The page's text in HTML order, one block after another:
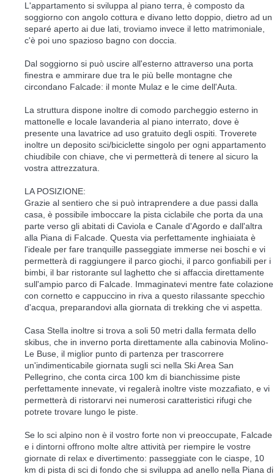
L'appartamento si sviluppa al piano terra, è composto da
soggiorno con angolo cottura e divano letto doppio, dietro ad un
separé aperto ai due lati, troviamo invece il letto matrimoniale,
c'è poi uno spazioso bagno con doccia.
Dal soggiorno si può uscire all'esterno attraverso una porta
finestra e ammirare due tra le più belle montagne che
circondano Falcade: il monte Mulaz e le cime dell'Auta.
La struttura dispone inoltre di comodo parcheggio esterno in
mattonelle e locale lavanderia al piano interrato, dove è
presente una lavatrice ad uso gratuito degli ospiti. Troverete
inoltre un deposito sci/biciclette singolo per ogni appartamento
chiudibile con chiave, che vi permetterà di tenere al sicuro la
vostra attrezzatura.
LA POSIZIONE:
Grazie al sentiero che si può intraprendere a due passi dalla
casa, è possibile imboccare la pista ciclabile che porta da una
parte verso gli abitati di Caviola e Canale d'Agordo e dall'altra
alla Piana di Falcade. Questa via perfettamente inghiaiata è
l'ideale per fare tranquille passeggiate immerse nei boschi e vi
permetterà di raggiungere il parco giochi, il parco gonfiabili per i
bimbi, il bar ristorante sul laghetto che si affaccia direttamente
sull'ampio parco di Falcade. Immaginatevi mentre fate colazione
con cornetto e cappuccino in riva a questo rilassante specchio
d'acqua, preparandovi alla giornata di trekking che vi aspetta.
Casa Stella inoltre si trova a soli 50 metri dalla fermata dello
skibus, che in inverno porta direttamente alla cabinovia Molino-
Le Buse, il miglior punto di partenza per trascorrere
un'indimenticabile giornata sugli sci nella Ski Area San
Pellegrino, che conta circa 100 km di bianchissime piste
perfettamente innevate, vi regalerà inoltre viste mozzafiato, e vi
permetterà di ristorarvi nei numerosi caratteristici rifugi che
potrete trovare lungo le piste.
Se lo sci alpino non è il vostro forte non vi preoccupate, Falcade
e i dintorni offrono molte altre attività per riempire le vostre
giornate di relax e divertimento: passeggiate con le ciaspe, 10
km di pista di sci di fondo che si sviluppa ad anello nella Piana di